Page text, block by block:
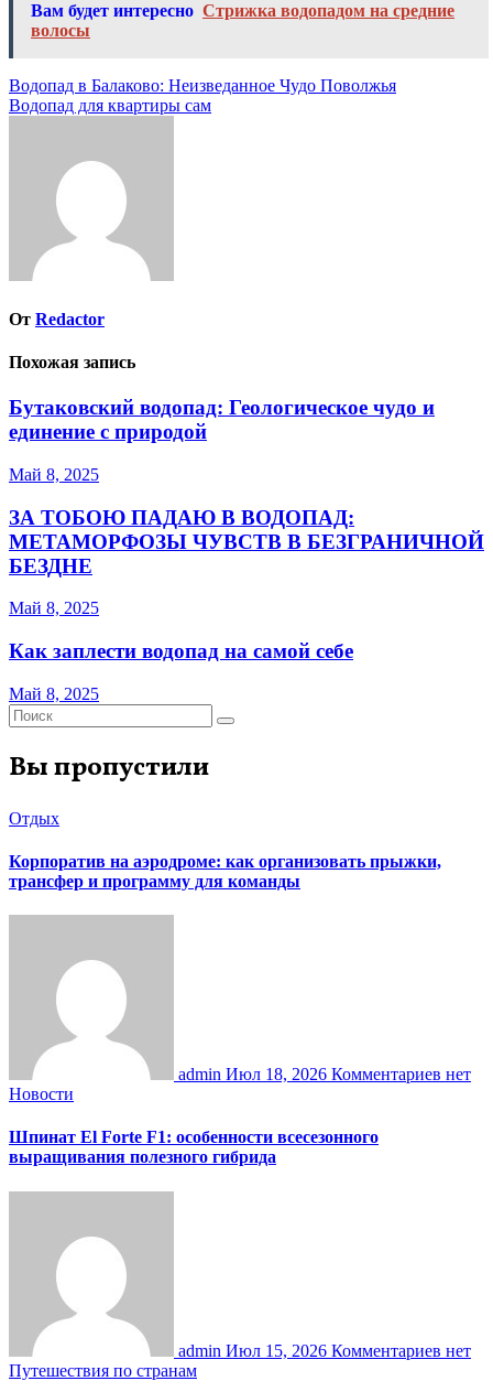
Вам будет интересно Стрижка водопадом на средние
волосы
Навигация
по
Водопад в Балаково: Неизведанное Чудо Поволжья
Водопад для квартиры сам
От Redactor
Похожая запись
Бутаковский водопад: Геологическое чудо и
единение с природой
Май 8, 2025
ЗА ТОБОЮ ПАДАЮ В ВОДОПАД:
МЕТАМОРФОЗЫ ЧУВСТВ В БЕЗГРАНИЧНОЙ
БЕЗДНЕ
Май 8, 2025
Как заплести водопад на самой себе
Май 8, 2025
Вы пропустили
Отдых
Корпоратив на аэродроме: как организовать прыжки,
трансфер и программу для команды
admin Июл 18, 2026 Комментариев нет
Новости
Шпинат El Forte F1: особенности всесезонного
выращивания полезного гибрида
admin Июл 15, 2026 Комментариев нет
Путешествия по странам